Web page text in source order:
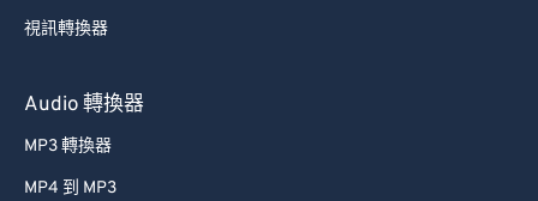
視訊轉換器
Audio 轉換器
MP3 轉換器
MP4 到 MP3